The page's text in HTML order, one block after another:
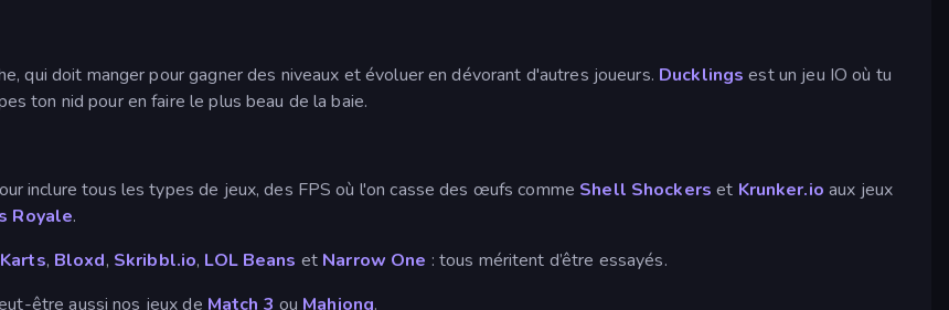
qui doit manger pour gagner des niveaux et évoluer en dévorant d'autres joueurs. Ducklings est un jeu IO où tu
ton nid pour en faire le plus beau de la baie.
inclure tous les types de jeux, des FPS où l'on casse des œufs comme Shell Shockers et Krunker.io aux jeux
Royale.
, Bloxd, Skribbl.io, LOL Beans et Narrow One : tous méritent d’être essayés.
être aussi nos jeux de Match 3 ou Mahjong.